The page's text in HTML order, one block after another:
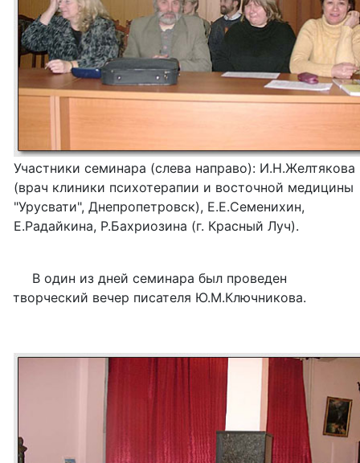
Участники семинара (слева направо): И.Н.Желтякова
(врач клиники психотерапии и восточной медицины
"Урусвати", Днепропетровск), Е.Е.Семенихин,
Е.Радайкина, Р.Бахриозина (г. Красный Луч).
В один из дней семинара был проведен
творческий вечер писателя Ю.М.Ключникова.